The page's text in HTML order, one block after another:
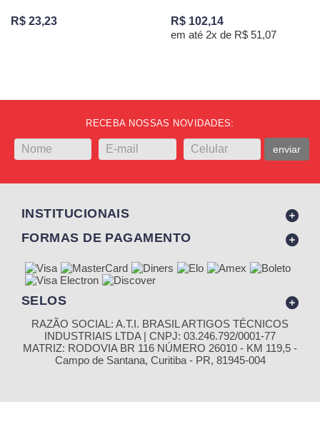
R$ 23,23
R$ 102,14
em até 2x de R$ 51,07
RECEBA NOSSAS NOVIDADES:
enviar
INSTITUCIONAIS
FORMAS DE PAGAMENTO
SELOS
RAZÃO SOCIAL: A.T.I. BRASIL ARTIGOS TÉCNICOS
INDUSTRIAIS LTDA | CNPJ: 03.246.792/0001-77
MATRIZ: RODOVIA BR 116 NÚMERO 26010 - KM 119,5 -
Campo de Santana, Curitiba - PR, 81945-004